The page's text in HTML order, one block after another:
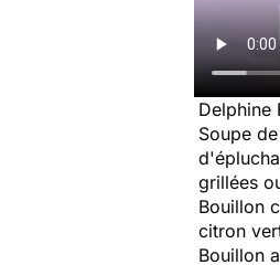
Delphine
Soupe
grillées
Bouillon
citron
Bouillon